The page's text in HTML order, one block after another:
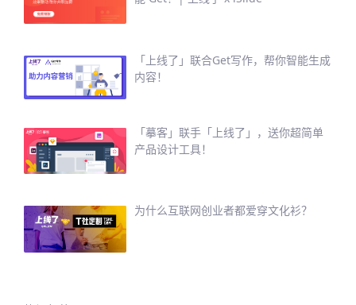
「上线了」联合Get写作，帮你智能生成
内容！
「摹客」联手「上线了」，送你超简单
产品设计工具！
为什么互联网创业者都爱穿文化衫？